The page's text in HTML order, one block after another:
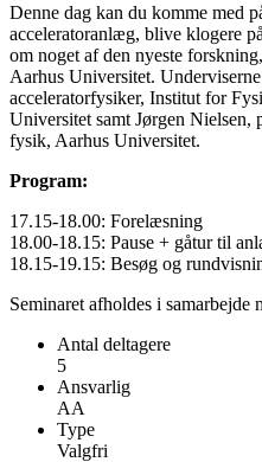
Denne dag kan du komme med
acceleratoranlæg, blive klogere
om noget af den nyeste
Aarhus Universitet.
acceleratorfysiker, Institut for
Universitet samt Jørgen Nielsen,
fysik, Aarhus Universitet.
Program:
17.15-18.00: Forelæsning
18.00-18.15: Pause + gåtur til
18.15-19.15: Besøg og
Seminaret afholdes i samarbejde
Antal deltagere
5
Ansvarlig
AA
Type
Valgfri